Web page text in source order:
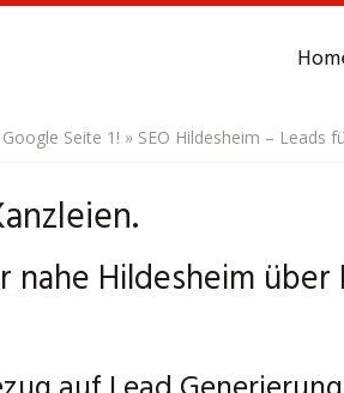
Seite 1! » SEO Hildesheim – Leads
Hildesheim über